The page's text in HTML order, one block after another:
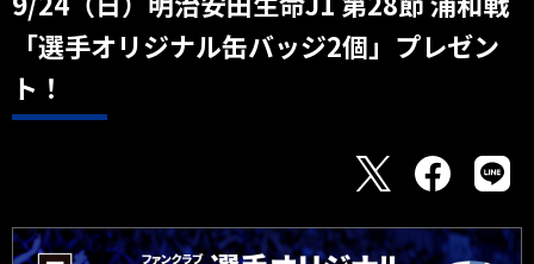
「選手オリジナル缶バッジ2個」プレゼン
ト！